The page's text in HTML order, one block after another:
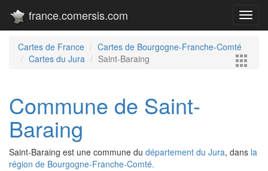
france.comersis.com
Cartes de France
Cartes de Bourgogne-Franche-Comté
Cartes du Jura
Saint-Baraing
Commune de Saint-
Baraing
Saint-Baraing est une commune du département du Jura, dans la
région de Bourgogne-Franche-Comté.